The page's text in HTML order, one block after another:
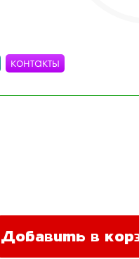
контакты
Добавить в